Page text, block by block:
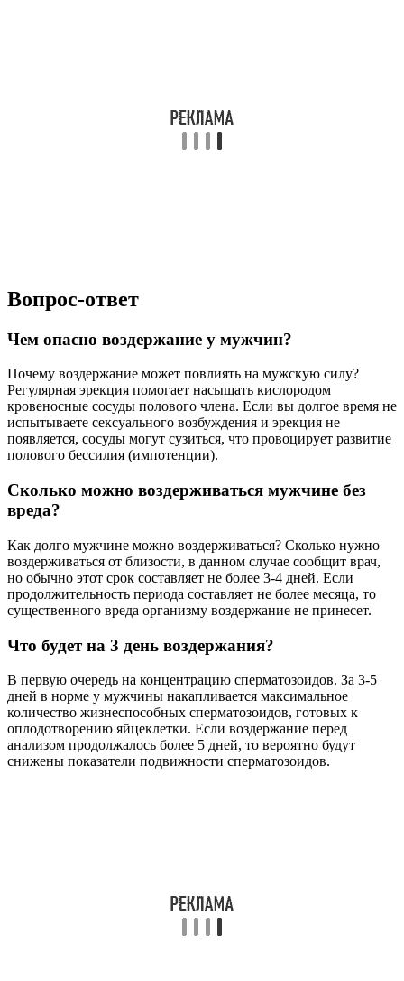
Вопрос-ответ
Чем опасно воздержание у мужчин?
Почему воздержание может повлиять на мужскую силу?
Регулярная эрекция помогает насыщать кислородом
кровеносные сосуды полового члена. Если вы долгое время не
испытываете сексуального возбуждения и эрекция не
появляется, сосуды могут сузиться, что провоцирует развитие
полового бессилия (импотенции).
Сколько можно воздерживаться мужчине без
вреда?
Как долго мужчине можно воздерживаться? Сколько нужно
воздерживаться от близости, в данном случае сообщит врач,
но обычно этот срок составляет не более 3-4 дней. Если
продолжительность периода составляет не более месяца, то
существенного вреда организму воздержание не принесет.
Что будет на 3 день воздержания?
В первую очередь на концентрацию сперматозоидов. За 3-5
дней в норме у мужчины накапливается максимальное
количество жизнеспособных сперматозоидов, готовых к
оплодотворению яйцеклетки. Если воздержание перед
анализом продолжалось более 5 дней, то вероятно будут
снижены показатели подвижности сперматозоидов.